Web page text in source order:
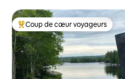
Coup de cœur voyageurs parmi
Coup de cœur voyageurs